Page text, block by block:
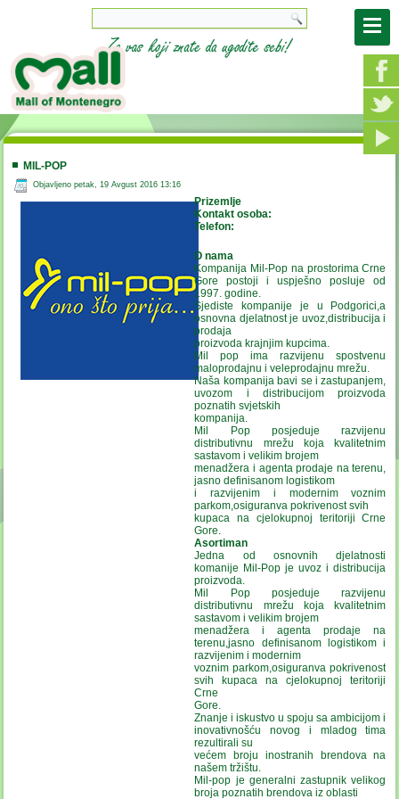
MIL-POP
Objavljeno petak, 19 Avgust 2016 13:16
Prizemlje
Kontakt osoba:
Telefon:
O nama
Kompanija Mil-Pop na prostorima Crne
Gore postoji i uspješno posluje od
1997. godine.
Sjediste kompanije je u Podgorici,a
osnovna djelatnost je uvoz,distribucija i
prodaja
proizvoda krajnjim kupcima.
Mil pop ima razvijenu spostvenu
maloprodajnu i veleprodajnu mrežu.
Naša kompanija bavi se i zastupanjem,
uvozom i distribucijom proizvoda
poznatih svjetskih
kompanija.
Mil Pop posjeduje razvijenu
distributivnu mrežu koja kvalitetnim
sastavom i velikim brojem
menadžera i agenta prodaje na terenu,
jasno definisanom logistikom
i razvijenim i modernim voznim
parkom,osiguranva pokrivenost svih
kupaca na cjelokupnoj teritoriji Crne
Gore.
Asortiman
Jedna od osnovnih djelatnosti
komanije Mil-Pop je uvoz i distribucija
proizvoda.
Mil Pop posjeduje razvijenu
distributivnu mrežu koja kvalitetnim
sastavom i velikim brojem
menadžera i agenta prodaje na
terenu,jasno definisanom logistikom i
razvijenim i modernim
voznim parkom,osiguranva pokrivenost
svih kupaca na cjelokupnoj teritoriji
Crne
Gore.
Znanje i iskustvo u spoju sa ambicijom i
inovativnošću novog i mladog tima
rezultirali su
većem broju inostranih brendova na
našem tržištu.
Mil-pop je generalni zastupnik velikog
broja poznatih brendova iz oblasti